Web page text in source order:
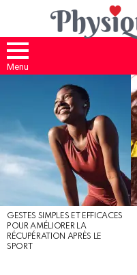
Menu
GESTES SIMPLES ET EFFICACES
POUR AMÉLIORER LA
RÉCUPÉRATION APRÈS LE
SPORT